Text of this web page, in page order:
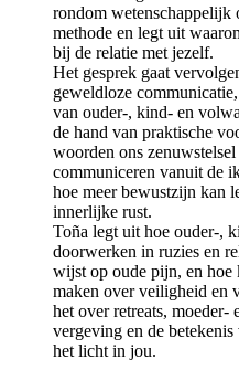
rondom wetenschappelijk
methode en legt uit
bij de relatie met jezelf.
Het gesprek gaat
geweldloze
van ouder-, kind- en
de hand van praktische
woorden ons
communiceren vanuit de
hoe meer bewustzijn kan
innerlijke rust.
Toña legt uit hoe ouder-,
doorwerken in ruzies en
wijst op oude pijn, en hoe
maken over veiligheid en
het over retreats, moeder-
vergeving en de
het licht in jou.